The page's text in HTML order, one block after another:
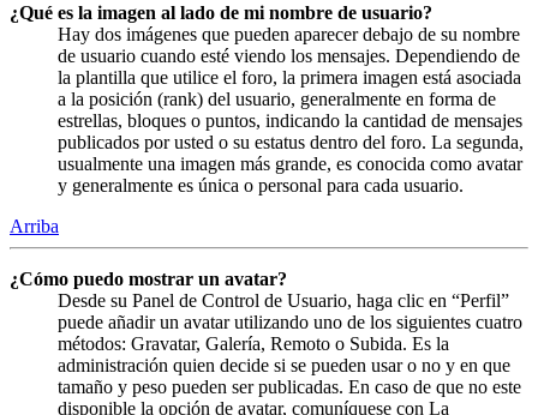
¿Qué es la imagen al lado de mi nombre de usuario?
Hay dos imágenes que pueden aparecer debajo de su nombre
de usuario cuando esté viendo los mensajes. Dependiendo de
la plantilla que utilice el foro, la primera imagen está asociada
a la posición (rank) del usuario, generalmente en forma de
estrellas, bloques o puntos, indicando la cantidad de mensajes
publicados por usted o su estatus dentro del foro. La segunda,
usualmente una imagen más grande, es conocida como avatar
y generalmente es única o personal para cada usuario.
Arriba
¿Cómo puedo mostrar un avatar?
Desde su Panel de Control de Usuario, haga clic en “Perfil”
puede añadir un avatar utilizando uno de los siguientes cuatro
métodos: Gravatar, Galería, Remoto o Subida. Es la
administración quien decide si se pueden usar o no y en que
tamaño y peso pueden ser publicadas. En caso de que no este
disponible la opción de avatar, comuníquese con La